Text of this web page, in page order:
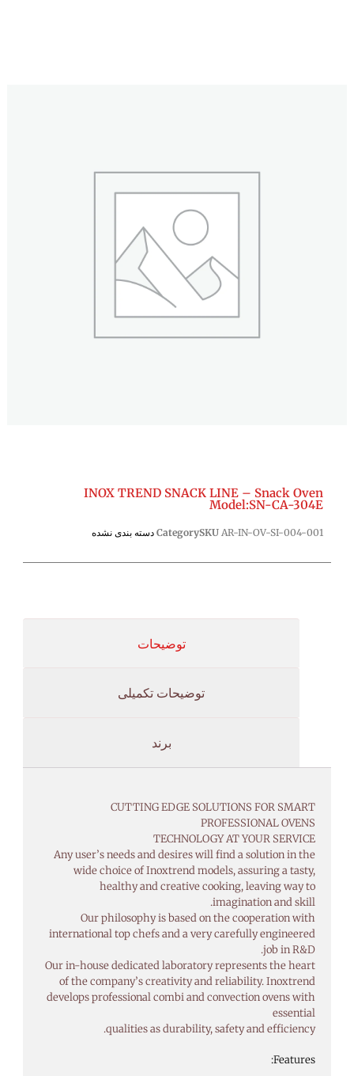
INOX TREND SNACK LINE – Snack Oven
Model:SN-CA-304E
SKU AR-IN-OV-SI-004-001
Category دسته بندی نشده
توضیحات
توضیحات تکمیلی
برند
CUTTING EDGE SOLUTIONS FOR SMART
PROFESSIONAL OVENS
TECHNOLOGY AT YOUR SERVICE
Any user’s needs and desires will find a solution in the
wide choice of Inoxtrend models, assuring a tasty,
healthy and creative cooking, leaving way to
imagination and skill.
Our philosophy is based on the cooperation with
international top chefs and a very carefully engineered
job in R&D.
Our in-house dedicated laboratory represents the heart
of the company’s creativity and reliability. Inoxtrend
develops professional combi and convection ovens with
essential
qualities as durability, safety and efficiency.
Features: